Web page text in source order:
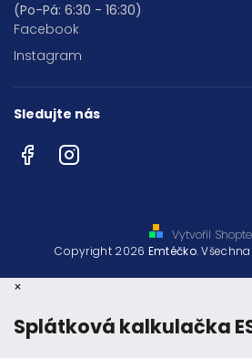
(Po-Pá: 6:30 - 16:30)
Facebook
Instagram
Sledujte nás
FacebookInstagram
Vytvořil
Copyright 2026 Emtéčko.
×
Splátková kalkulačka